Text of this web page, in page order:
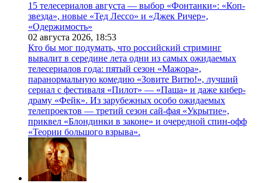
15 телесериалов августа — выбор «Фонтанки»: «Коп-
звезда», новые «Тед Лессо» и «Джек Ричер»,
«Одержимость»
02 августа 2026, 18:53
Кто бы мог подумать, что российский стриминг
вывалит в середине лета одни из самых ожидаемых
телесериалов года: пятый сезон «Мажора»,
паранормальную комедию «Зовите Витю!», лучший
сериал с фестиваля «Пилот» — «Паша» и даже кибер-
драму «Фейк». Из зарубежных особо ожидаемых
телепроектов — третий сезон сай-фая «Укрытие»,
приквел «Блондинки в законе» и очередной спин-офф
«Теории большого взрыва».